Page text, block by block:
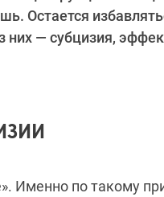
Остается
— субцизия,
Именно по такому